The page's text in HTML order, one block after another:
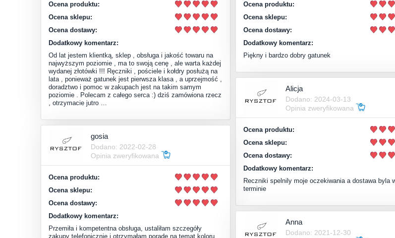
Ocena produktu:
Ocena sklepu:
Ocena dostawy:
Dodatkowy komentarz:
Od lat jestem klientką, sklep , obsługa i jakość towaru na
najwyższym poziomie , ma to swoją cenę , ale warta każdej
wydanej złotówki !!! Ręczniki , pościele i kołdry posłużą na
lata , ponieważ gatunek jest pierwsza klasa , a uprzejmość ,
doradztwo i pomoc w zakupach jest na takim samym
poziomie . Polecam z całego serca :) dziś zamówiona rzecz
, otrzymacie jutro …
Ocena produktu:
Ocena sklepu:
Ocena dostawy:
Dodatkowy komentarz:
Piękny i bardzo dobry gatunek
Alicja
Dodano: 2024-03-13
Opinia zweryfikowana
Ocena produktu:
Ocena sklepu:
Ocena dostawy:
Dodatkowy komentarz:
Reczniki spelnily moje oczekiwania a dostawa byla
terminie
gosia
Dodano: 2022-02-28
Opinia zweryfikowana
Ocena produktu:
Ocena sklepu:
Ocena dostawy:
Dodatkowy komentarz:
Przemiła i kompetentna obsługa, ustaliłam szczegóły
zakupy telefonicznie i otrzymałam poradę na temat koloru
Anna
Dodano: 2021-12-30